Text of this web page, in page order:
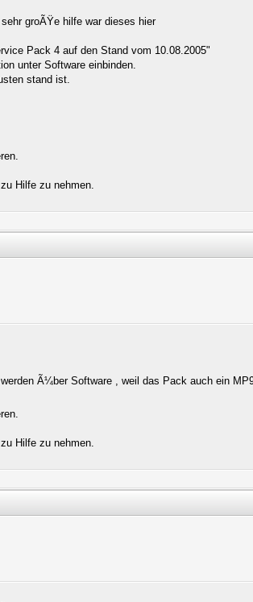
groÃŸe hilfe war dieses hier
Pack 4 auf den Stand vom 10.08.2005"
unter Software einbinden.
stand ist.
Hilfe zu nehmen.
Ã¼ber Software , weil das Pack auch ein
Hilfe zu nehmen.